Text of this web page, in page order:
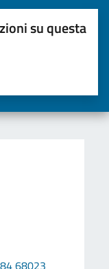
su questa
68023